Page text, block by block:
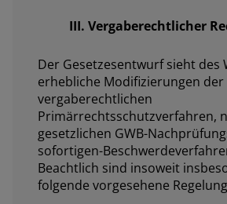
III. Vergaberechtlicher
Der Gesetzesentwurf sieht des
erhebliche Modifizierungen der
vergaberechtlichen
Primärrechtsschutzverfahren,
gesetzlichen GWB-
sofortigen-
Beachtlich sind insoweit
folgende vorgesehene